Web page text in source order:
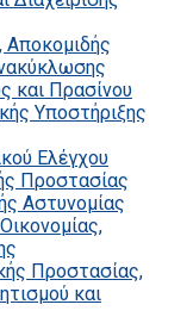
Αποκομιδής
και Πρασίνου
Υποστήριξης
Ελέγχου
Προστασίας
Αστυνομίας
Προστασίας,
και